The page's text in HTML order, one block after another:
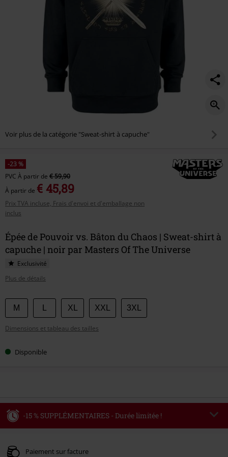
Voir plus de la catégorie "Sweat-shirt à capuche"
-23 %
PVC À partir de € 59,90
À partir de € 45,89
Prix TVA incluse, Frais d'envoi et d'emballage non
inclus
Épée de Pouvoir vs. Bâton du Chaos | Sweat-shirt à
capuche | noir par Masters Of The Universe
Exclusivité
Plus de détails
Choisissez
votre
taille
M XL XXL 3XL
Dimensions et tableau des tailles
Disponible
-15 % SUPPLÉMENTAIRES - Durée limitée !
Valable jusqu'au 09/08/2026
Paiement sur facture